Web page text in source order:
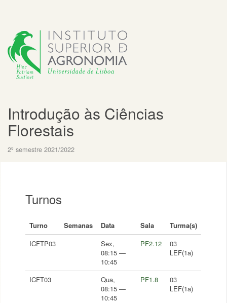
Introdução às Ciências
Florestais
2º semestre 2021/2022
Turnos
Turno Semanas Data Sala
Turma(s)
ICFTP03
Sex,
08:15 —
10:45
PF2.12
03
LEF(1a)
ICFT03
Qua,
08:15 —
10:45
PF1.8
03
LEF(1a)